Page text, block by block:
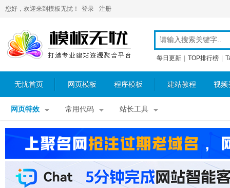
您好，欢迎来到模板无忧！ 登录 注册
每日更新 TOP排行榜
无忧首页 网页模板 程序模板 建站教程 视频
网页特效 常用代码 站长工具